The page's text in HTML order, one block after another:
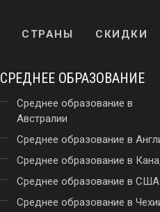
СТРАНЫ СКИДКИ
СРЕДНЕЕ ОБРАЗОВАНИЕ
Среднее образование в
Австралии
Среднее образование в
Среднее образование в
Среднее образование в США
Среднее образование в